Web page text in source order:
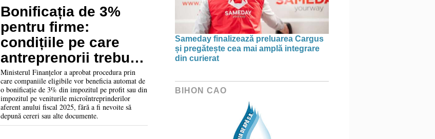
Bonificația de 3%
pentru firme:
condițiile pe care
antreprenorii trebuie
să le îndeplinească
Ministerul Finanțelor a aprobat procedura prin
care companiile eligibile vor beneficia automat de
o bonificație de 3% din impozitul pe profit sau din
impozitul pe veniturile microîntreprinderilor
aferent anului fiscal 2025, fără a fi nevoite să
depună cereri sau alte documente.
Sameday finalizează preluarea Cargus
și pregătește cea mai amplă integrare
din curierat
BIHON CAO